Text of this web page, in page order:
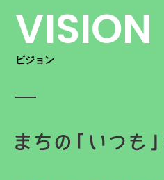
VISION
ビジョン